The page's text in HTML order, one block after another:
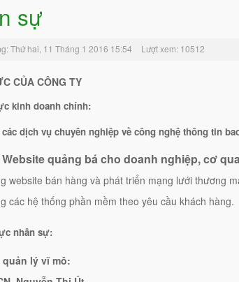
sự
Thứ hai, 11 Tháng 1 2016 15:54 Lượt xem: 10512
CỦA CÔNG TY
kinh doanh chính:
dịch vụ chuyên nghiệp về công nghệ thông tin
quảng bá cho doanh nghiệp, cơ
website bán hàng và phát triển mạng lưới thương
các hệ thống phần mềm theo yêu cầu khách hàng.
nhân sự:
quản lý vĩ mô: